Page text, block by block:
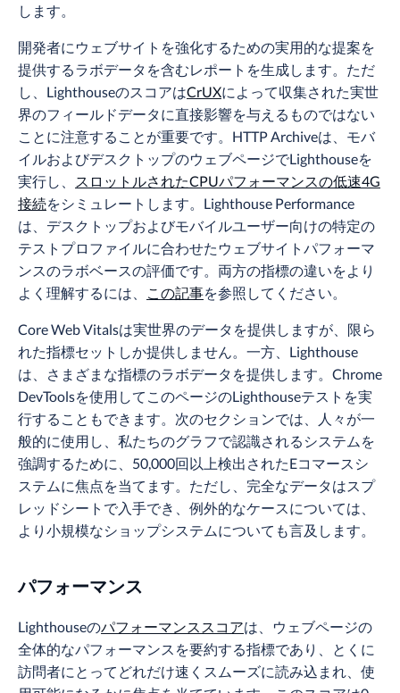
します。
開発者にウェブサイトを強化するための実用的な提案を
提供するラボデータを含むレポートを生成します。ただ
し、LighthouseのスコアはCrUXによって収集された実世
界のフィールドデータに直接影響を与えるものではない
ことに注意することが重要です。HTTP Archiveは、モバ
イルおよびデスクトップのウェブページでLighthouseを
実行し、
スロットルされたCPUパフォーマンスの低速4G
接続をシミュレートします。Lighthouse Performance
は、デスクトップおよびモバイルユーザー向けの特定の
テストプロファイルに合わせたウェブサイトパフォーマ
ンスのラボベースの評価です。両方の指標の違いをより
よく理解するには、
この記事を参照してください。
Core Web Vitalsは実世界のデータを提供しますが、限ら
れた指標セットしか提供しません。一方、Lighthouse
は、さまざまな指標のラボデータを提供します。Chrome
DevToolsを使用してこのページのLighthouseテストを実
行することもできます。次のセクションでは、人々が一
般的に使用し、私たちのグラフで認識されるシステムを
強調するために、50,000回以上検出されたEコマースシ
ステムに焦点を当てます。ただし、完全なデータはスプ
レッドシートで入手でき、例外的なケースについては、
より小規模なショップシステムについても言及します。
パフォーマンス
Lighthouseのパフォーマンススコアは、ウェブページの
全体的なパフォーマンスを要約する指標であり、とくに
訪問者にとってどれだけ速くスムーズに読み込まれ、使